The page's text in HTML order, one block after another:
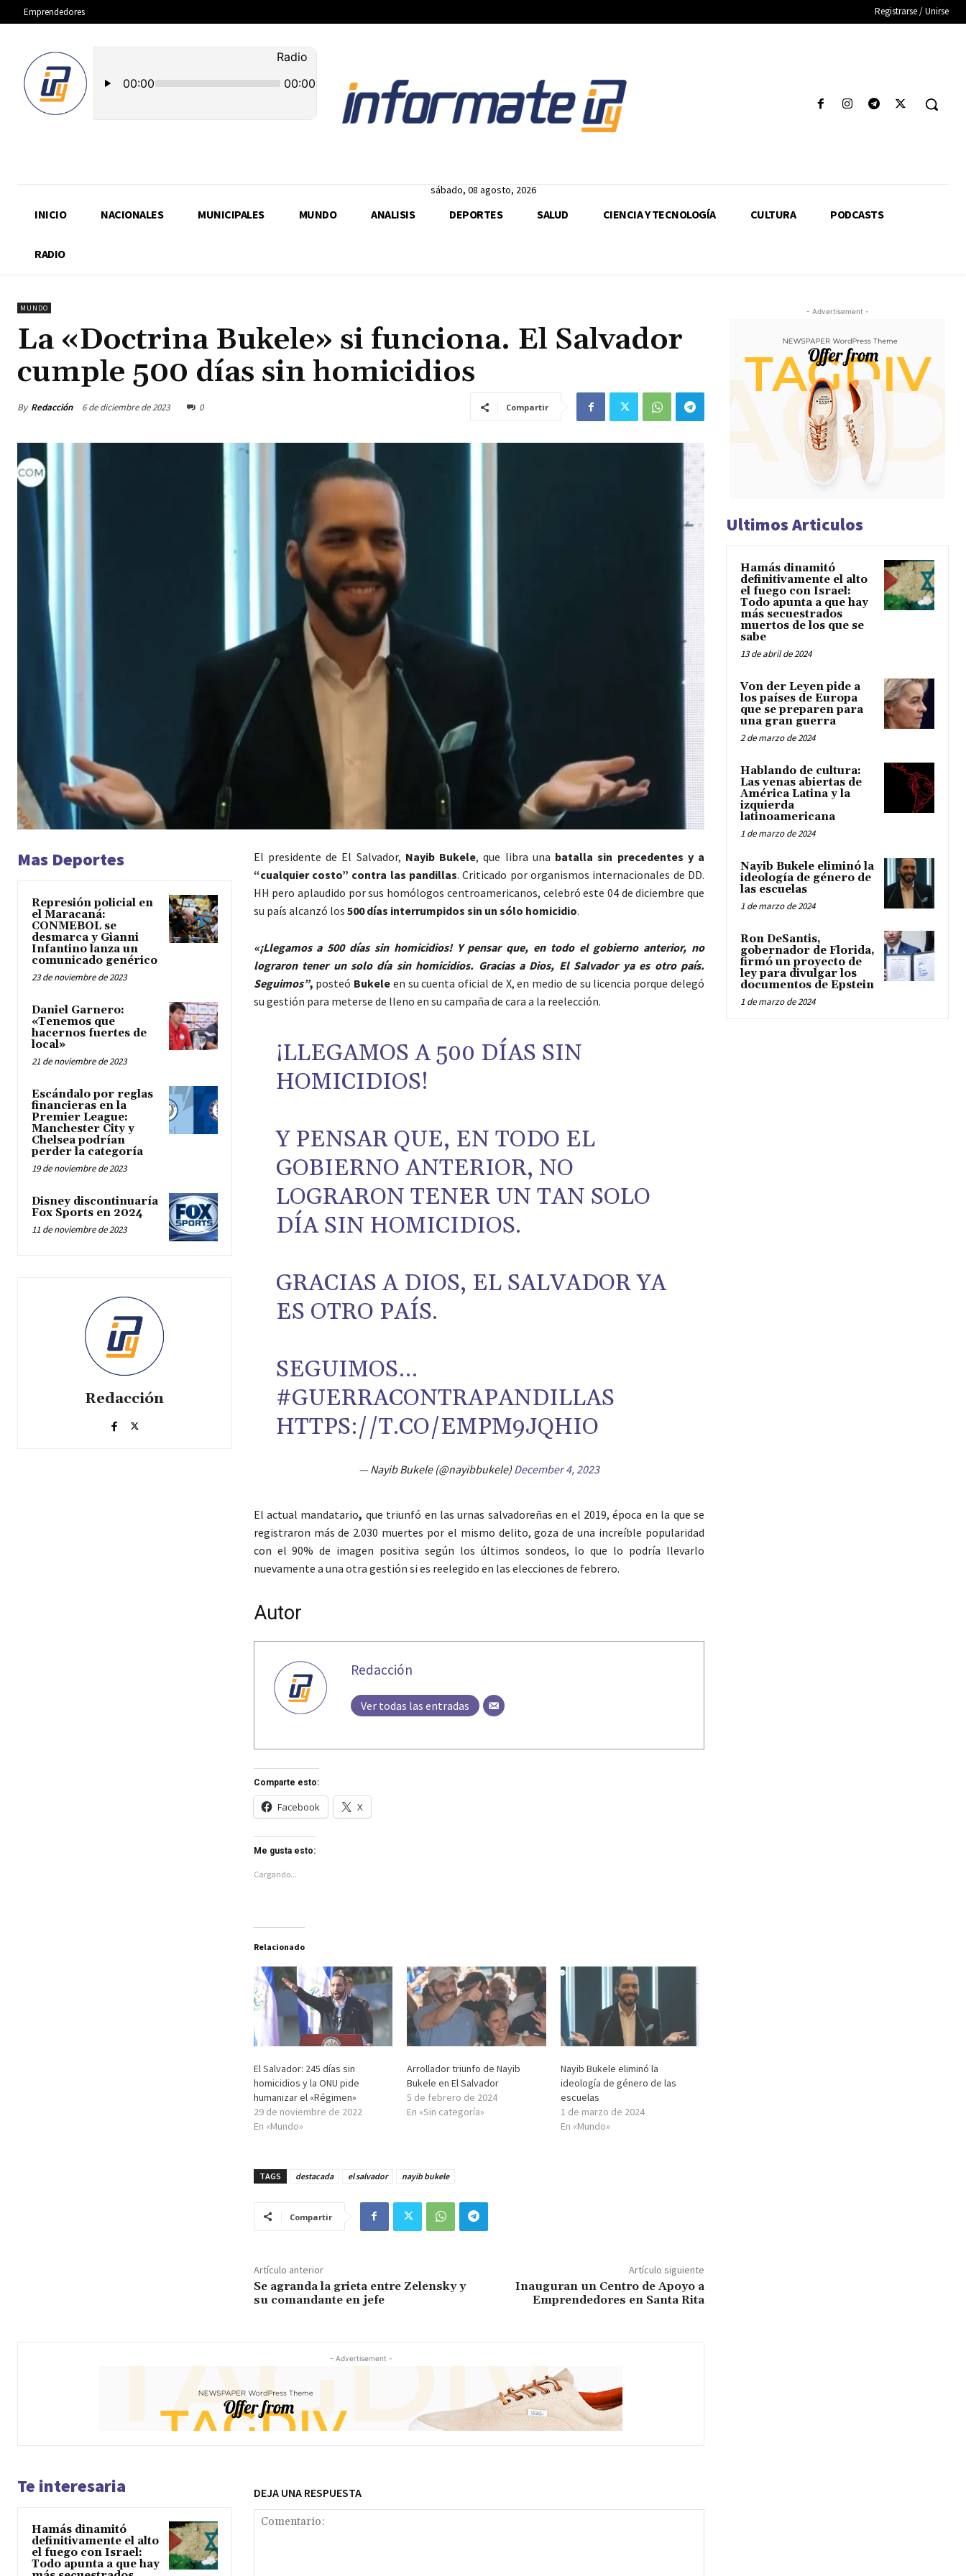
Emprendedores Registrarse / Unirse
sábado, 08 agosto, 2026
INICIO NACIONALES MUNICIPALES MUNDO ANALISIS DEPORTES SALUD CIENCIA Y TECNOLOGÍA CULTURA PODCASTS
RADIO
MUNDO
La «Doctrina Bukele» si funciona. El Salvador
cumple 500 días sin homicidios
By Redacción 6 de diciembre de 2023 0 Compartir
Mas Deportes
Represión policial en
el Maracaná:
CONMEBOL se
desmarca y Gianni
Infantino lanza un
comunicado genérico
23 de noviembre de 2023
Daniel Garnero:
«Tenemos que
hacernos fuertes de
local»
21 de noviembre de 2023
Escándalo por reglas
financieras en la
Premier League:
Manchester City y
Chelsea podrían
perder la categoría
19 de noviembre de 2023
Disney discontinuaría
Fox Sports en 2024
11 de noviembre de 2023
Redacción
El presidente de El Salvador, Nayib Bukele, que libra una batalla sin precedentes y a
“cualquier costo” contra las pandillas. Criticado por organismos internacionales de DD.
HH pero aplaudido por sus homólogos centroamericanos, celebró este 04 de diciembre que
su país alcanzó los 500 días interrumpidos sin un sólo homicidio.
«¡Llegamos a 500 días sin homicidios! Y pensar que, en todo el gobierno anterior, no
lograron tener un solo día sin homicidios. Gracias a Dios, El Salvador ya es otro país.
Seguimos”, posteó Bukele en su cuenta oficial de X, en medio de su licencia porque delegó
su gestión para meterse de lleno en su campaña de cara a la reelección.
¡LLEGAMOS A 500 DÍAS SIN
HOMICIDIOS!
Y PENSAR QUE, EN TODO EL
GOBIERNO ANTERIOR, NO
LOGRARON TENER UN TAN SOLO
DÍA SIN HOMICIDIOS.
GRACIAS A DIOS, EL SALVADOR YA
ES OTRO PAÍS.
SEGUIMOS…
#GUERRACONTRAPANDILLAS
HTTPS://T.CO/EMPM9JQHIO
— Nayib Bukele (@nayibbukele) December 4, 2023
El actual mandatario, que triunfó en las urnas salvadoreñas en el 2019, época en la que se
registraron más de 2.030 muertes por el mismo delito, goza de una increíble popularidad
con el 90% de imagen positiva según los últimos sondeos, lo que lo podría llevarlo
nuevamente a una otra gestión si es reelegido en las elecciones de febrero.
Autor
Redacción
Ver todas las entradas
Comparte esto:
Facebook X
Me gusta esto:
Cargando...
Relacionado
El Salvador: 245 días sin
homicidios y la ONU pide
humanizar el «Régimen»
29 de noviembre de 2022
En «Mundo»
Arrollador triunfo de Nayib
Bukele en El Salvador
5 de febrero de 2024
En «Sin categoría»
Nayib Bukele eliminó la
ideología de género de las
escuelas
1 de marzo de 2024
En «Mundo»
TAGS destacada el salvador nayib bukele
Compartir
Artículo anterior
Se agranda la grieta entre Zelensky y
su comandante en jefe
Artículo siguiente
Inauguran un Centro de Apoyo a
Emprendedores en Santa Rita
- Advertisement -
Te interesaria
Hamás dinamitó
definitivamente el alto
el fuego con Israel:
Todo apunta a que hay
DEJA UNA RESPUESTA
- Advertisement -
Ultimos Articulos
Hamás dinamitó
definitivamente el alto
el fuego con Israel:
Todo apunta a que hay
más secuestrados
muertos de los que se
sabe
13 de abril de 2024
Von der Leyen pide a
los países de Europa
que se preparen para
una gran guerra
2 de marzo de 2024
Hablando de cultura:
Las venas abiertas de
América Latina y la
izquierda
latinoamericana
1 de marzo de 2024
Nayib Bukele eliminó la
ideología de género de
las escuelas
1 de marzo de 2024
Ron DeSantis,
gobernador de Florida,
firmó un proyecto de
ley para divulgar los
documentos de Epstein
1 de marzo de 2024